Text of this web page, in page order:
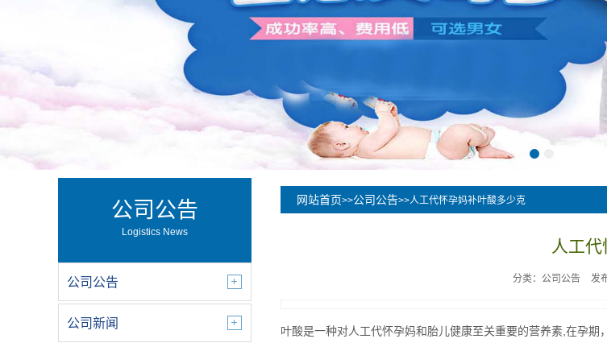
公司公告
Logistics News
公司公告
公司新闻
网站首页>>公司公告>>人工代怀孕妈补叶酸多少克
人工
分类：公司公告 发
叶酸是一种对人工代怀孕妈和胎儿健康至关重要的营养素,在孕